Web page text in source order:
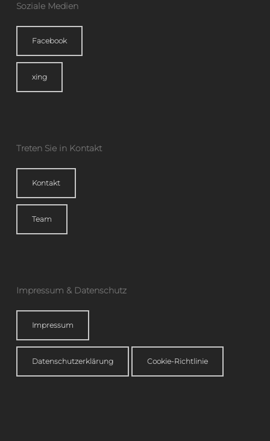
Soziale Medien
Facebook
xing
Treten Sie in Kontakt
Kontakt
Team
Impressum & Datenschutz
Impressum
Datenschutzerklärung Cookie-Richtlinie